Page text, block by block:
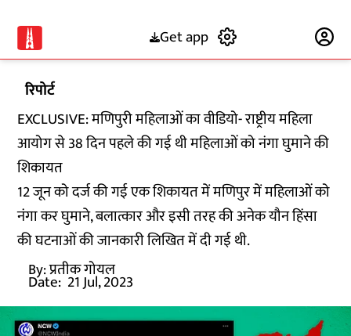
Get app
रिपोर्ट
EXCLUSIVE: मणिपुरी महिलाओं का वीडियो- राष्ट्रीय महिला
आयोग से 38 दिन पहले की गई थी महिलाओं को नंगा घुमाने की
शिकायत
12 जून को दर्ज की गई एक शिकायत में मणिपुर में महिलाओं को
नंगा कर घुमाने, बलात्कार और इसी तरह की अनेक यौन हिंसा
की घटनाओं की जानकारी लिखित में दी गई थी.
By:प्रतीक गोयल
Date: 21 Jul, 2023